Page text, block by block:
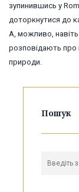
зупинившись у
доторкнутися до
А, можливо, навіть
розповідають про
природи.
Пошук